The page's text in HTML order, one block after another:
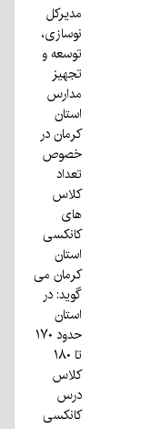
مدیرکل
نوسازی،
توسعه و
تجهیز
مدارس
استان
کرمان در
خصوص
تعداد
کلاس
های
کانکسی
استان
کرمان می
گوید: در
استان
حدود ۱۷۰
تا ۱۸۰
کلاس
درس
کانکسی